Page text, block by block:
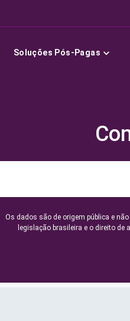
Soluções Pós-Pagas
Os dados são de origem pública e
legislação brasileira e o direito